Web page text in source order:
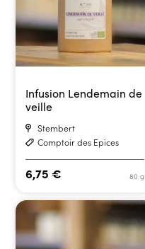
Infusion Lendemain de
veille
Stembert
Comptoir des Epices
80 g
6,75€